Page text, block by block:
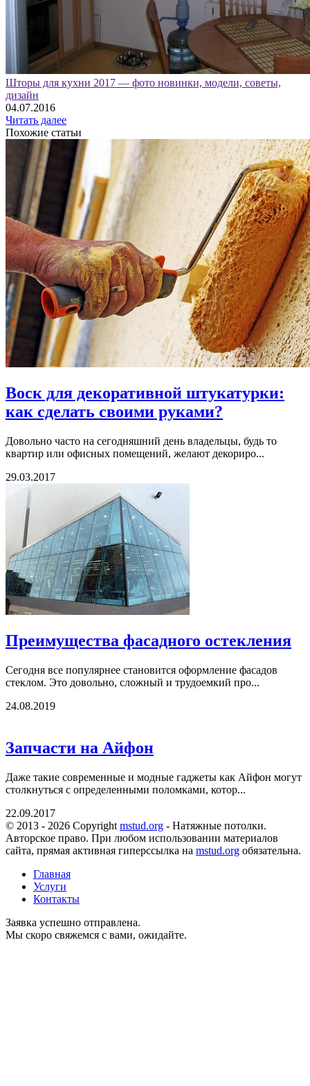
Шторы для кухни 2017 — фото новинки, модели, советы,
дизайн
04.07.2016
Читать далее
Похожие статьи
Воск для декоративной штукатурки:
как сделать своими руками?
Довольно часто на сегодняшний день владельцы, будь то
квартир или офисных помещений, желают декориро...
29.03.2017
Преимущества фасадного остекления
Сегодня все популярнее становится оформление фасадов
стеклом. Это довольно, сложный и трудоемкий про...
24.08.2019
Запчасти на Айфон
Даже такие современные и модные гаджеты как Айфон могут
столкнуться с определенными поломками, котор...
22.09.2017
© 2013 - 2026 Copyright mstud.org - Натяжные потолки.
Авторское право. При любом использовании материалов
сайта, прямая активная гиперссылка на mstud.org обязательна.
Главная
Услуги
Контакты
Заявка успешно отправлена.
Мы скоро свяжемся с вами, ожидайте.